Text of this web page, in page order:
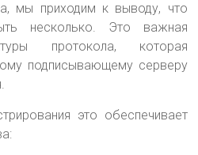
мы приходим к выводу, что
несколько. Это важная
протокола, которая
подписывающему серверу
это обеспечивает